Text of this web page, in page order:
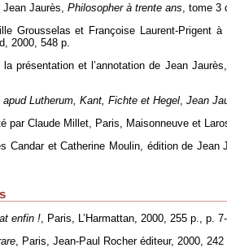
Jaurès, Philosopher à trente ans , tome 3
Grousselas et Françoise Laurent-Prigent
2000, 548 p.
présentation et l’annotation de Jean Jaurès,
Lutherum, Kant, Fichte et Hegel Jean
par Claude Millet, Paris, Maisonneuve et
Candar et Catherine Moulin, édition de Jean
enfin ! , Paris, L’Harmattan, 2000, 255 p., p. 7-
, Paris, Jean-Paul Rocher éditeur, 2000, 242